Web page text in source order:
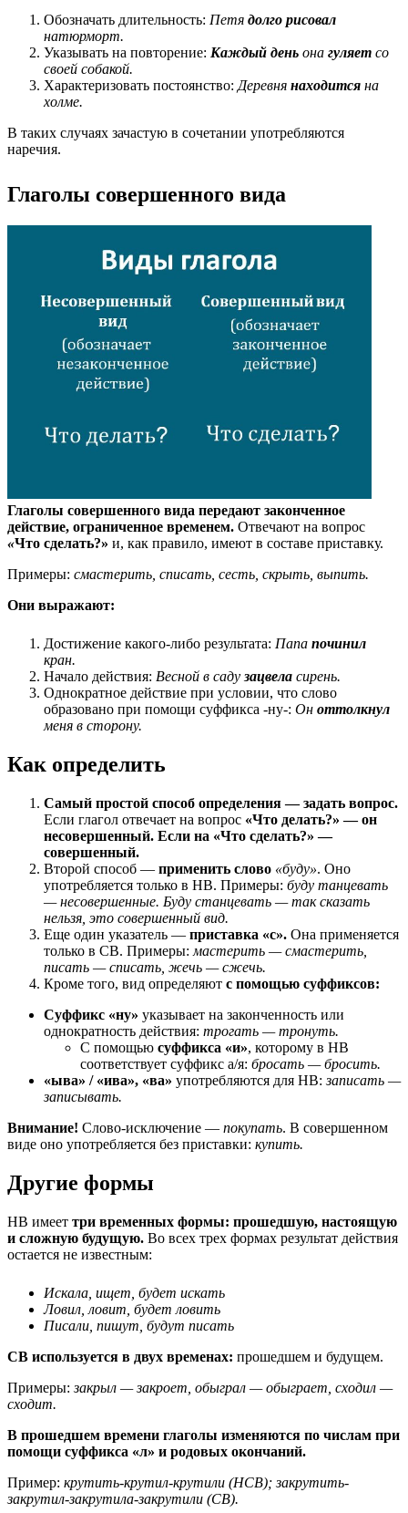
Обозначать длительность: Петя долго рисовал
натюрморт.
Указывать на повторение: Каждый день она гуляет со
своей собакой.
Характеризовать постоянство: Деревня находится на
холме.
В таких случаях зачастую в сочетании употребляются
наречия.
Глаголы совершенного вида
Глаголы совершенного вида передают законченное
действие, ограниченное временем. Отвечают на вопрос
«Что сделать?» и, как правило, имеют в составе приставку.
Примеры: смастерить, списать, сесть, скрыть, выпить.
Они выражают:
Достижение какого-либо результата: Папа починил
кран.
Начало действия: Весной в саду зацвела сирень.
Однократное действие при условии, что слово
образовано при помощи суффикса -ну-: Он оттолкнул
меня в сторону.
Как определить
Самый простой способ определения — задать вопрос.
Если глагол отвечает на вопрос «Что делать?» — он
несовершенный. Если на «Что сделать?» —
совершенный.
Второй способ — применить слово «буду». Оно
употребляется только в НВ. Примеры: буду танцевать
— несовершенные. Буду станцевать — так сказать
нельзя, это совершенный вид.
Еще один указатель — приставка «с». Она применяется
только в СВ. Примеры: мастерить — смастерить,
писать — списать, жечь — сжечь.
Кроме того, вид определяют с помощью суффиксов:
Суффикс «ну» указывает на законченность или
однократность действия: трогать — тронуть.
С помощью суффикса «и», которому в НВ
соответствует суффикс а/я: бросать — бросить.
«ыва» / «ива», «ва» употребляются для НВ:записать —
записывать.
Внимание! Слово-исключение — покупать. В совершенном
виде оно употребляется без приставки: купить.
Другие формы
НВ имеет три временных формы: прошедшую, настоящую
и сложную будущую. Во всех трех формах результат действия
остается не известным:
Искала, ищет, будет искать
Ловил, ловит, будет ловить
Писали, пишут, будут писать
СВ используется в двух временах: прошедшем и будущем.
Примеры:закрыл — закроет, обыграл — обыграет, сходил —
сходит.
В прошедшем времени глаголы изменяются по числам при
помощи суффикса «л» и родовых окончаний.
Пример: крутить-крутил-крутили (НСВ); закрутить-
закрутил-закрутила-закрутили (СВ).